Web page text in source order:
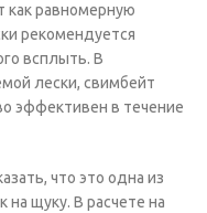
как равномерную
рекомендуется
всплыть. В
лески, свимбейт
эффективен в течение
что это одна из
на щуку. В расчете на